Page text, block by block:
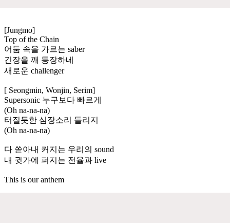
[Jungmo]
Top of the Chain
어둠 속을 가르는 saber
긴장을 깨 등장하네
새로운 challenger
[ Seongmin, Wonjin, Serim]
Supersonic 누구보다 빠르게
(Oh na-na-na)
터질듯한 심장소리 들리지
(Oh na-na-na)
다 쏟아내 커지는 우리의 sound
내 귓가에 퍼지는 전율과 live
This is our anthem